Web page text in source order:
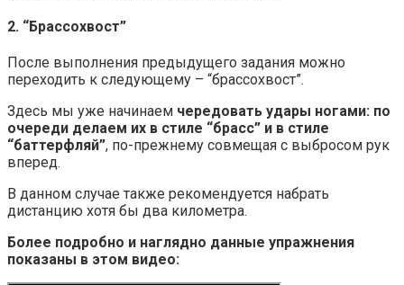
2. “Брассохвост”
После выполнения предыдущего задания можно
переходить к следующему – “брассохвост”.
Здесь мы уже начинаем чередовать удары ногами: по
очереди делаем их в стиле “брасс” и в стиле
“баттерфляй”, по-прежнему совмещая с выбросом рук
вперед.
В данном случае также рекомендуется набрать
дистанцию хотя бы два километра.
Более подробно и наглядно данные упражнения
показаны в этом видео: